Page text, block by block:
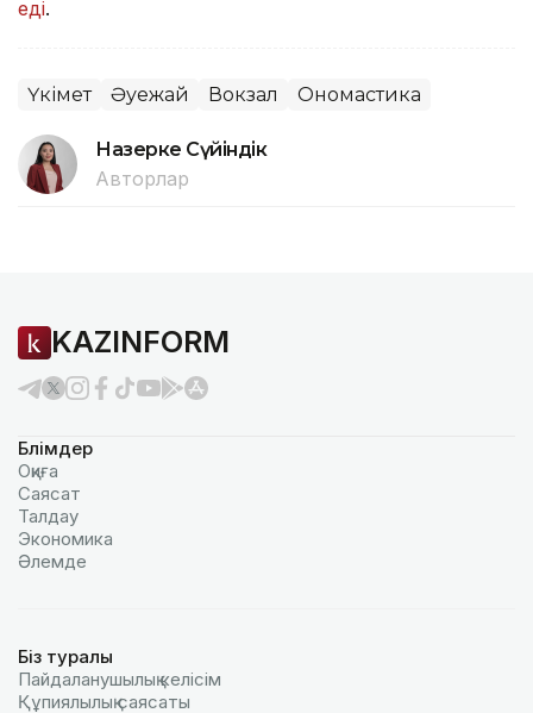
еді.
Үкімет Әуежай Вокзал Ономастика
Назерке Сүйіндік
Авторлар
KAZINFORM
Бөлімдер
Оқиға
Саясат
Талдау
Экономика
Әлемде
Біз туралы
Пайдаланушылық келiciм
Құпиялылық саясаты